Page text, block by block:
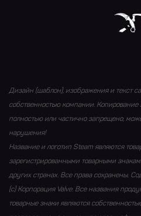
Дизайн (шаблон), изображения и текст
собственностью компании. Копирование
полностью или частично запрещено,
нарушения!
Название и логотип Steam являются
зарегистрированными товарными
других странах. Все права сохранены.
(с) Корпорация Valve. Все названия
товарные знаки являются